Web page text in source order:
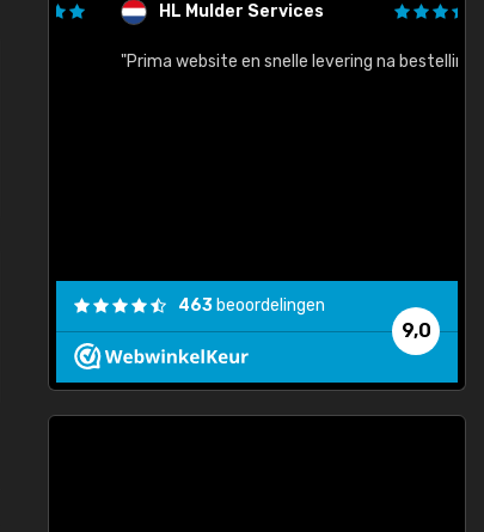
HL Mulder Services
"Prima website en snelle levering na bestelling"
9,0
463 beoordelingen